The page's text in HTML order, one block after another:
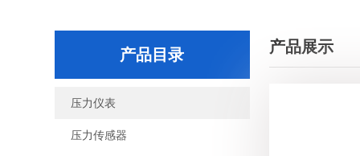
产品目录
压力仪表
压力传感器
产品展示